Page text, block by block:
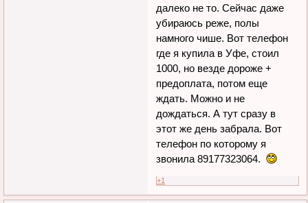
далеко не то. Сейчас даже
убираюсь реже, полы
намного чише. Вот телефон
где я купила в Уфе, стоил
1000, но везде дороже +
предоплата, потом еще
ждать. Можно и не
дождаться. А тут сразу в
этот же день забрала. Вот
телефон по которому я
звонила 89177323064.
+1